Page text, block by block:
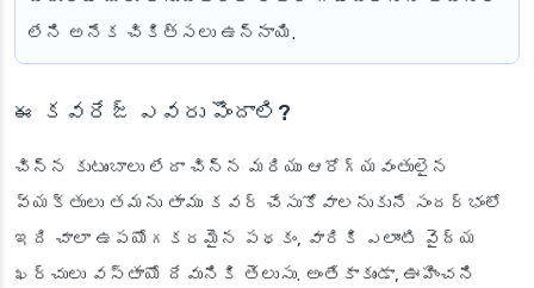
లేని అనేక చికిత్సలు ఉన్నాయి.
ఈ కవరేజ్ ఎవరు పొందాలి?
చిన్న కుటుంబాలు లేదా చిన్న మరియు ఆరోగ్యవంతులైన
వ్యక్తులు తమను తాము కవర్ చేసుకోవాలనుకునే సందర్భంలో
ఇది చాలా ఉపయోగకరమైన పథకం, వారికి ఎలాంటి వైద్య
ఖర్చులు వస్తాయో దేవునికి తెలుసు. అంతేకాకుండా, ఊహించని